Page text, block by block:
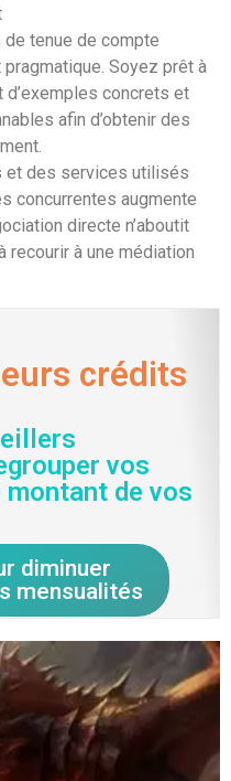
tenue de compte
Soyez prêt à
d’exemples concrets et
afin d’obtenir des
et des services utilisés
concurrentes augmente
directe n’aboutit
recourir à une médiation
crédits
vos
de vos
diminuer
mensualités